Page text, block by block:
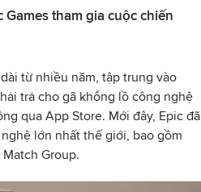
tham gia cuộc chiến
từ nhiều năm, tập trung vào
trả cho gã khổng lồ công nghệ
qua App Store. Mới đây, Epic đã
lớn nhất thế giới, bao gồm
Group.